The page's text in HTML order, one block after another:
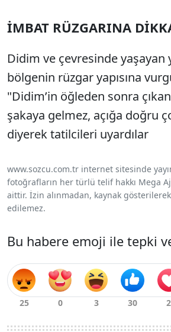
İMBAT RÜZGARINA
Didim ve çevresinde yaşayan
bölgenin rüzgar yapısına
"Didim’in öğleden sonra
şakaya gelmez, açığa doğru
diyerek tatilcileri uyardılar
www.sozcu.com.tr internet sitesinde
fotoğrafların her türlü telif hakkı Mega
aittir. İzin alınmadan, kaynak
edilemez.
Bu habere emoji ile tepki